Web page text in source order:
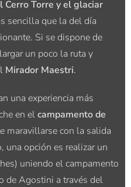
Cerro Torre y el glaciar
sencilla que la del día
Si se dispone de
un poco la ruta y
Mirador Maestri.
una experiencia más
en elcampamento de
maravillarse con la salida
una opción es realizar un
uniendo el campamento
de Agostini a través del